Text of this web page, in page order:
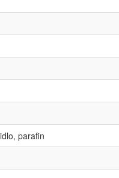
parafin